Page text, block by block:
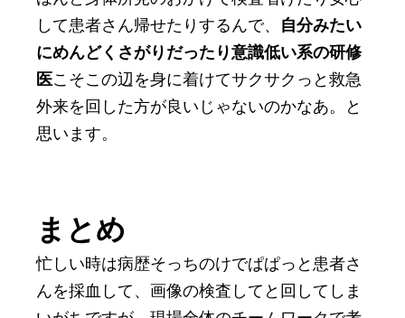
して患者さん帰せたりするんで、 自分みたい
にめんどくさがりだったり意識低い系の研修
医こそこの辺を身に着けてサクサクっと救急
外来を回した方が良いじゃないのかなあ。と
思います。
まとめ
忙しい時は病歴そっちのけでぱぱっと患者さ
んを採血して、画像の検査してと回してしま